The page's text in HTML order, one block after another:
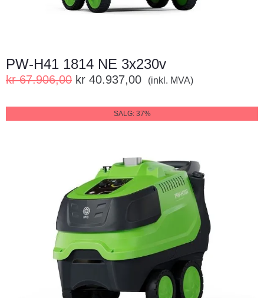
PW-H41 1814 NE 3x230v
kr67.906,00 kr 40.937,00 (inkl. MVA)
SALG: 37%